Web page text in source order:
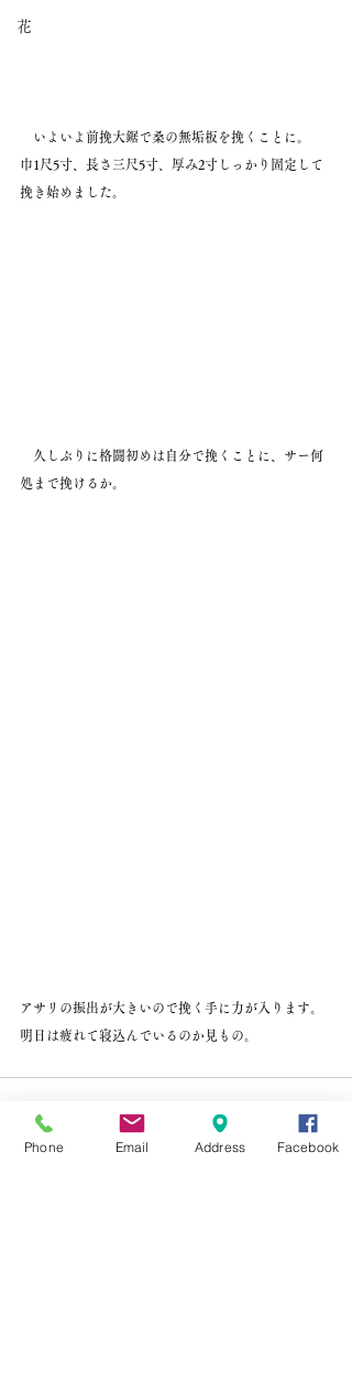
花
いよいよ前挽大鋸で桑の無垢板を挽くことに。
巾1尺5寸、長さ三尺5寸、厚み2寸しっかり固定して
挽き始めました。
久しぶりに格闘初めは自分で挽くことに、サー何
処まで挽けるか。
アサリの振出が大きいので挽く手に力が入ります。
明日は疲れて寝込んでいるのか見もの。
Phone Email Address Facebook